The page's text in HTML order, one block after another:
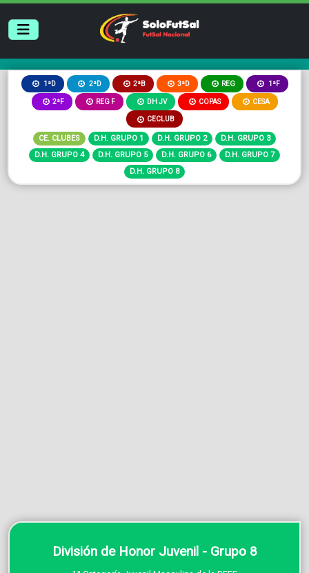
1ªD 2ªD 2ªB 3ªD REG 1ªF
2ªF REG F DH JV COPAS CESA
CECLUB
CE. CLUBES D.H. GRUPO 1 D.H. GRUPO 2
D.H. GRUPO 3
D.H. GRUPO 4
D.H. GRUPO 5 D.H. GRUPO 6
D.H. GRUPO 7
D.H. GRUPO 8
División de Honor Juvenil - Grupo 8